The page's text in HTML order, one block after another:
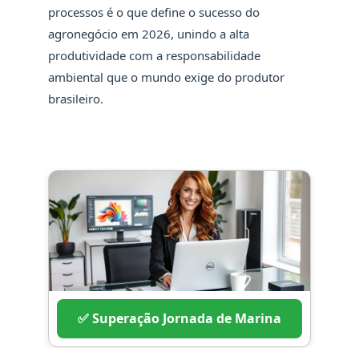
processos é o que define o sucesso do
agronegócio em 2026, unindo a alta
produtividade com a responsabilidade
ambiental que o mundo exige do produtor
brasileiro.
✅ Superação Jornada de Marina